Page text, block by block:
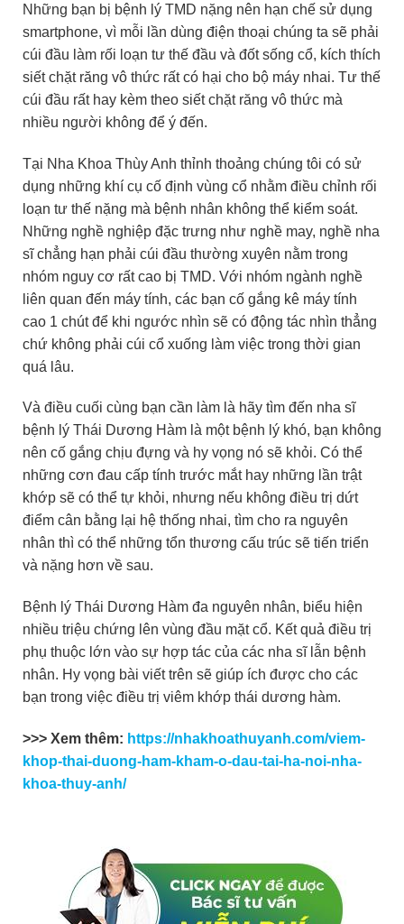
Những bạn bị bệnh lý TMD nặng nên hạn chế sử dụng
smartphone, vì mỗi lần dùng điện thoại chúng ta sẽ phải
cúi đầu làm rối loạn tư thế đầu và đốt sống cổ, kích thích
siết chặt răng vô thức rất có hại cho bộ máy nhai. Tư thế
cúi đầu rất hay kèm theo siết chặt răng vô thức mà
nhiều người không để ý đến.
Tại Nha Khoa Thùy Anh thỉnh thoảng chúng tôi có sử
dụng những khí cụ cố định vùng cổ nhằm điều chỉnh rối
loạn tư thế nặng mà bệnh nhân không thể kiểm soát.
Những nghề nghiệp đặc trưng như nghề may, nghề nha
sĩ chẳng hạn phải cúi đầu thường xuyên nằm trong
nhóm nguy cơ rất cao bị TMD. Với nhóm ngành nghề
liên quan đến máy tính, các bạn cố gắng kê máy tính
cao 1 chút để khi ngước nhìn sẽ có động tác nhìn thẳng
chứ không phải cúi cổ xuống làm việc trong thời gian
quá lâu.
Và điều cuối cùng bạn cần làm là hãy tìm đến nha sĩ
bệnh lý Thái Dương Hàm là một bệnh lý khó, bạn không
nên cố gắng chịu đựng và hy vọng nó sẽ khỏi. Có thể
những cơn đau cấp tính trước mắt hay những lần trật
khớp sẽ có thể tự khỏi, nhưng nếu không điều trị dứt
điểm cân bằng lại hệ thống nhai, tìm cho ra nguyên
nhân thì có thể những tổn thương cấu trúc sẽ tiến triển
và nặng hơn về sau.
Bệnh lý Thái Dương Hàm đa nguyên nhân, biểu hiện
nhiều triệu chứng lên vùng đầu mặt cổ. Kết quả điều trị
phụ thuộc lớn vào sự hợp tác của các nha sĩ lẫn bệnh
nhân. Hy vọng bài viết trên sẽ giúp ích được cho các
bạn trong việc điều trị viêm khớp thái dương hàm.
>>> Xem thêm: https://nhakhoathuyanh.com/viem-
khop-thai-duong-ham-kham-o-dau-tai-ha-noi-nha-
khoa-thuy-anh/